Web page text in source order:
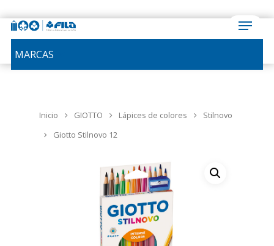
MARCAS
Inicio GIOTTO Lápices de colores
Stilnovo
Giotto Stilnovo 12